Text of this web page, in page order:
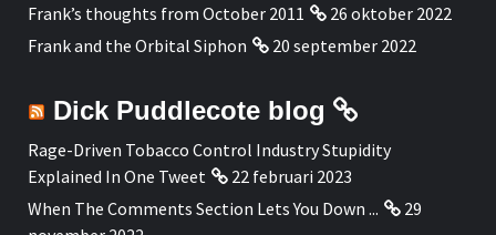
Frank’s thoughts from October 2011
26 oktober 2022
Frank and the Orbital Siphon
20 september 2022
Dick Puddlecote blog
Rage-Driven Tobacco Control Industry Stupidity
Explained In One Tweet
22 februari 2023
When The Comments Section Lets You Down ...
29